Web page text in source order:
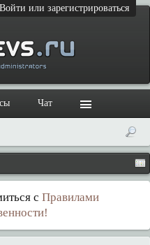
Войти или зарегистрироваться
с Правилами
Чат